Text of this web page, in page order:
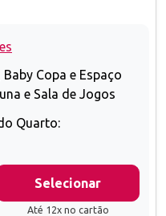
Copa e Espaço
e Sala de Jogos
Quarto:
Selecionar
Até 12x no cartão